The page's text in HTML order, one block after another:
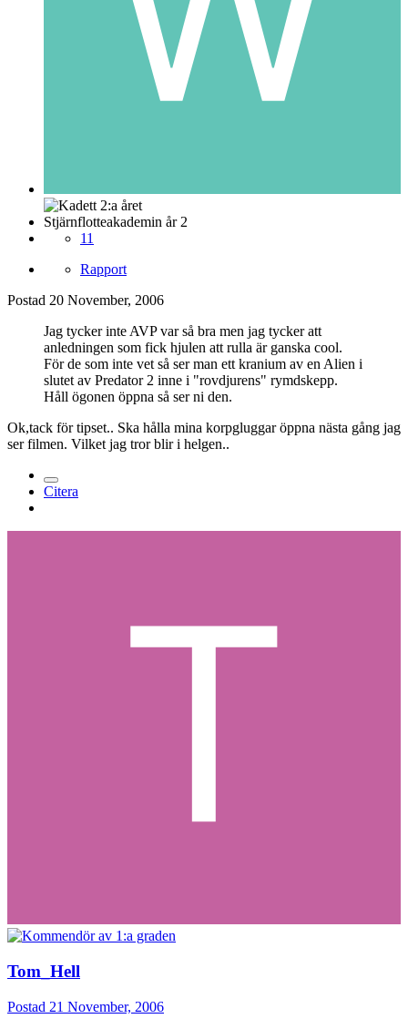
Stjärnflotteakademin år 2
11
Rapport
Postad 20 November, 2006
Jag tycker inte AVP var så bra men jag tycker att
anledningen som fick hjulen att rulla är ganska cool.
För de som inte vet så ser man ett kranium av en Alien i
slutet av Predator 2 inne i "rovdjurens" rymdskepp.
Håll ögonen öppna så ser ni den.
Ok,tack för tipset.. Ska hålla mina korpgluggar öppna nästa gång jag
ser filmen. Vilket jag tror blir i helgen..
Citera
Tom_Hell
Postad 21 November, 2006